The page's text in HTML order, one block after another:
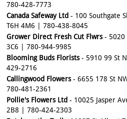
780-428-7773
Canada Safeway Ltd - 100 Southgate
T6H 4M6 | 780-438-8045
Grower Direct Fresh Cut Flwrs- 5020
3C6 | 780-944-9985
Blooming Buds Florists- 5910 99 St
429-2716
Callingwood Flowers- 6655 178 St
780-481-2361
Pollie's Flowers Ltd - 10025 Jasper
2B8 | 780-424-2303